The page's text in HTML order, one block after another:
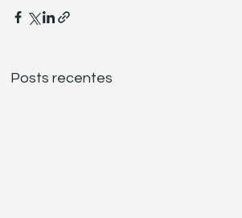
Posts recentes